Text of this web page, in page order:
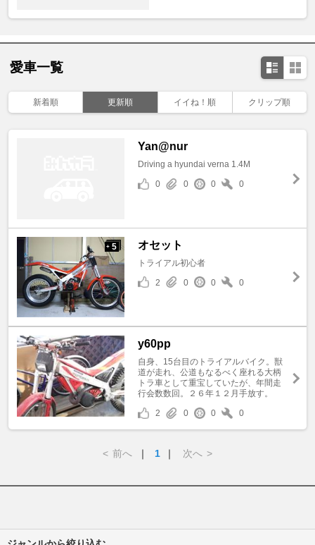
愛車一覧
新着順 更新順 イイね！順 クリップ順
Yan@nur
Driving a hyundai verna 1.4M
0
0 0 0
+ 5 オセット
トライアル初心者
2
0 0 0
y60pp
自身、15台目のトライアルバイク。獣
道が走れ、公道もなるべく座れる大柄
トラ車として重宝していたが、年間走
行会数数回。２６年１２月手放す。
2
0 0 0
< 前へ ｜ 1 ｜ 次へ >